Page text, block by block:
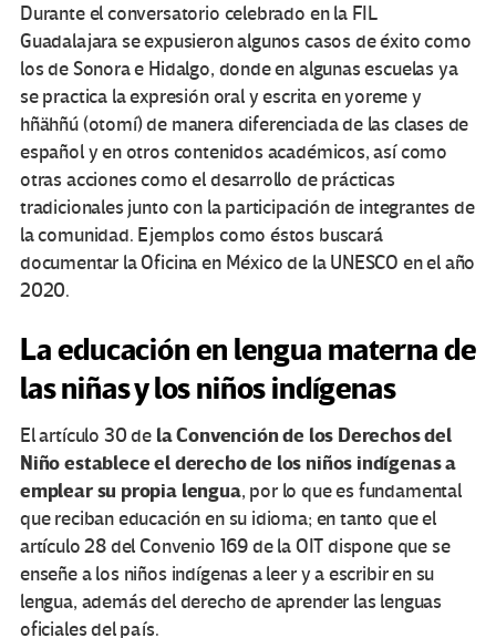
Durante el conversatorio celebrado en la FIL
Guadalajara se expusieron algunos casos de éxito como
los de Sonora e Hidalgo, donde en algunas escuelas ya
se practica la expresión oral y escrita en yoreme y
hñähñú (otomí) de manera diferenciada de las clases de
español y en otros contenidos académicos, así como
otras acciones como el desarrollo de prácticas
tradicionales junto con la participación de integrantes de
la comunidad. Ejemplos como éstos buscará
documentar la Oficina en México de la UNESCO en el año
2020.
La educación en lengua materna de
las niñas y los niños indígenas
El artículo 30 de la Convención de los Derechos del
Niño establece el derecho de los niños indígenas a
emplear su propia lengua, por lo que es fundamental
que reciban educación en su idioma; en tanto que el
artículo 28 del Convenio 169 de la OIT dispone que se
enseñe a los niños indígenas a leer y a escribir en su
lengua, además del derecho de aprender las lenguas
oficiales del país.